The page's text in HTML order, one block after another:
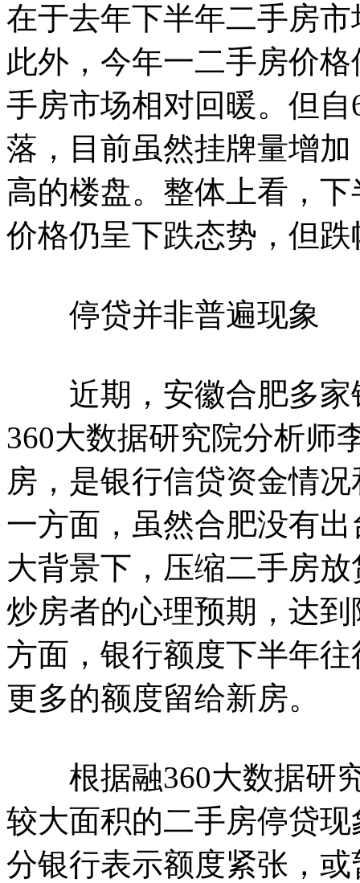
在于去年下半年二手房
此外，今年一二手房价
手房市场相对回暖。但
落，目前虽然挂牌量增
高的楼盘。整体上看，
价格仍呈下跌态势，但
停贷并非普遍现象
近期，安徽合肥多家
360大数据研究院分析师
房，是银行信贷资金情
一方面，虽然合肥没有
大背景下，压缩二手房
炒房者的心理预期，达
方面，银行额度下半年
更多的额度留给新房。
根据融360大数据研究
较大面积的二手房停贷
分银行表示额度紧张，